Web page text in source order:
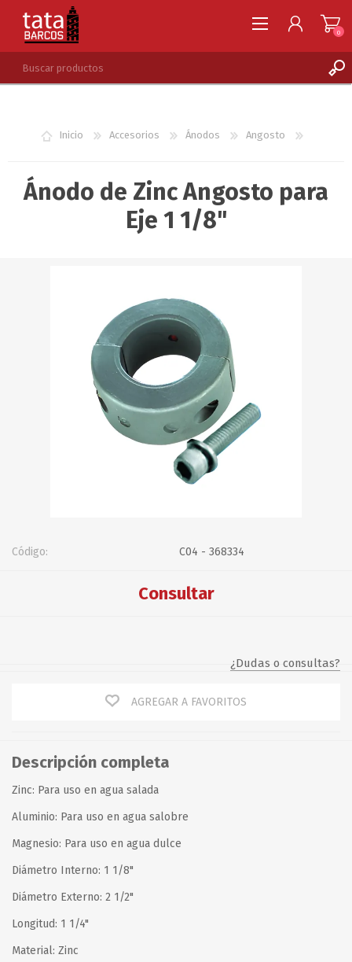
LISTA DE DESEOS
0
Inicio Accesorios Ánodos Angosto
Ánodo de Zinc Angosto para
Eje 1 1/8"
Código: C04 - 368334
Consultar
¿Dudas o consultas?
AGREGAR A FAVORITOS
Descripción completa
Zinc: Para uso en agua salada
Aluminio: Para uso en agua salobre
Magnesio: Para uso en agua dulce
Diámetro Interno: 1 1/8"
Diámetro Externo: 2 1/2"
Longitud: 1 1/4"
Material: Zinc